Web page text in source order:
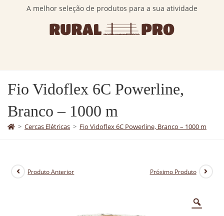
A melhor seleção de produtos para a sua atividade
Fio Vidoflex 6C Powerline,
Branco – 1000 m
> Cercas Elétricas > Fio Vidoflex 6C Powerline, Branco – 1000 m
Produto Anterior Próximo Produto